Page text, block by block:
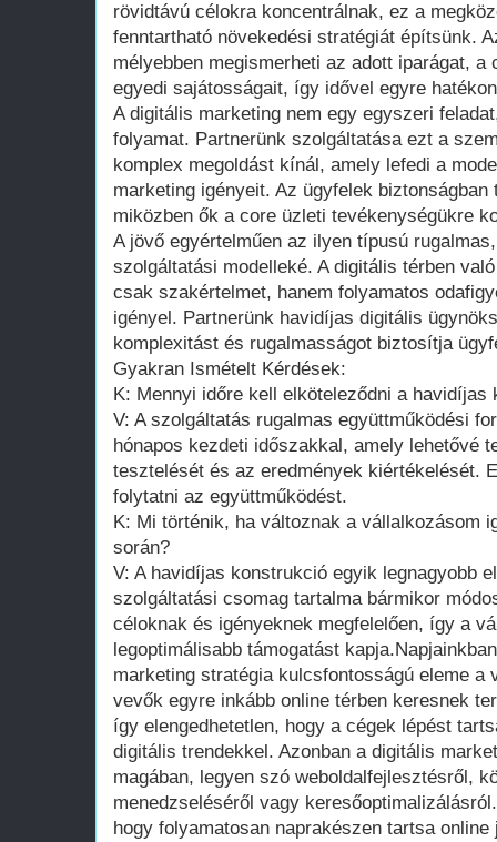
rövidtávú célokra koncentrálnak, ez a
fenntartható növekedési stratégiát építsünk.
mélyebben megismerheti az adott iparágat,
egyedi sajátosságait, így idővel egyre
A digitális marketing nem egy egyszeri
folyamat. Partnerünk szolgáltatása ezt a
komplex megoldást kínál, amely lefedi a
marketing igényeit. Az ügyfelek
miközben ők a core üzleti tevékenységükre
A jövő egyértelműen az ilyen típusú
szolgáltatási modelleké. A digitális térben
csak szakértelmet, hanem folyamatos
igényel. Partnerünk havidíjas digitális
komplexitást és rugalmasságot biztosítja
Gyakran Ismételt Kérdések:
K: Mennyi időre kell elköteleződni a havidíjas
V: A szolgáltatás rugalmas együttműködési
hónapos kezdeti időszakkal, amely lehetővé
tesztelését és az eredmények kiértékelését.
folytatni az együttműködést.
K: Mi történik, ha változnak a vállalkozásom
során?
V: A havidíjas konstrukció egyik legnagyobb
szolgáltatási csomag tartalma bármikor
céloknak és igényeknek megfelelően, így a
legoptimálisabb támogatást
marketing stratégia kulcsfontosságú eleme a
vevők egyre inkább online térben keresnek
így elengedhetetlen, hogy a cégek lépést
digitális trendekkel. Azonban a digitális
magában, legyen szó weboldalfejlesztésről,
menedzseléséről vagy
hogy folyamatosan naprakészen tartsa